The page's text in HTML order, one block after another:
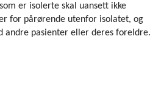
er isolerte skal uansett ikke
for pårørende utenfor isolatet, og
andre pasienter eller deres foreldre.